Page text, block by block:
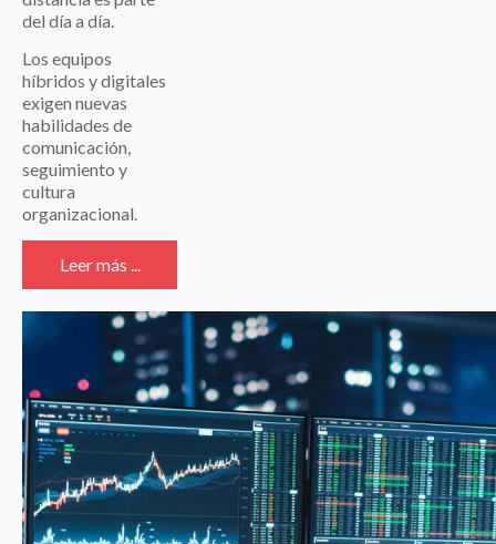
del día a día.
Los equipos
híbridos y digitales
exigen nuevas
habilidades de
comunicación,
seguimiento y
cultura
organizacional.
Leer más ...